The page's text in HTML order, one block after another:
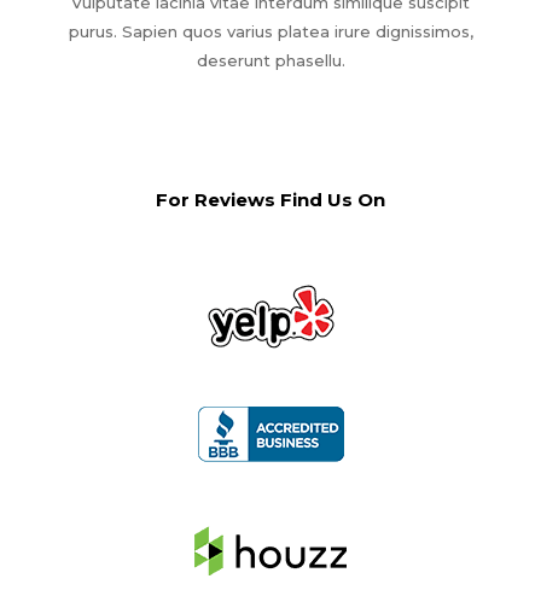
purus. Sapien quos varius platea irure dignissimos,
deserunt phasellu.
For Reviews Find Us On